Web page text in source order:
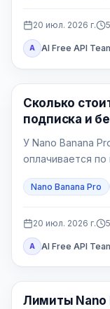
20 июл. 2026 г. 5
A AI Free API
Генерация
Сколько
подписка и
У Nano Banana
оплачивается
выставляет свой
Nano Banana Pro
20 июл. 2026 г. 5
A AI Free API
Генерация
Лимиты Nano